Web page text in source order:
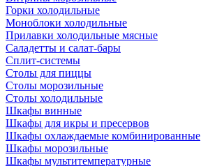
Горки холодильные
Моноблоки холодильные
Прилавки холодильные мясные
Саладетты и салат-бары
Сплит-системы
Столы для пиццы
Столы морозильные
Столы холодильные
Шкафы винные
Шкафы для икры и пресервов
Шкафы охлаждаемые комбинированные
Шкафы морозильные
Шкафы мультитемпературные